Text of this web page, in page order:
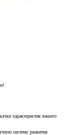
характеристик вашего
систему развития